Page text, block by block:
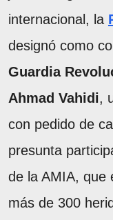
internacional, la
designó como
Guardia
Ahmad Vahidi,
con pedido de
presunta
de la AMIA, que
más de 300